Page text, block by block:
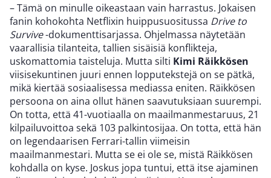
– Tämä on minulle oikeastaan vain harrastus. Jokaisen
fanin kohokohta Netflixin huippusuositussa Drive to
Survive-dokumenttisarjassa. Ohjelmassa näytetään
vaarallisia tilanteita, tallien sisäisiä konflikteja,
uskomattomia taisteluja. Mutta silti Kimi Räikkösen
viisisekuntinen juuri ennen lopputekstejä on se pätkä,
mikä kiertää sosiaalisessa mediassa eniten. Räikkösen
persoona on aina ollut hänen saavutuksiaan suurempi.
On totta, että 41-vuotiaalla on maailmanmestaruus, 21
kilpailuvoittoa sekä 103 palkintosijaa. On totta, että hän
on legendaarisen Ferrari-tallin viimeisin
maailmanmestari. Mutta se ei ole se, mistä Räikkösen
kohdalla on kyse. Joskus jopa tuntui, että itse ajaminen